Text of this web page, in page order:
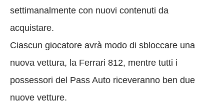
settimanalmente con nuovi contenuti da
acquistare.
Ciascun giocatore avrà modo di sbloccare una
nuova vettura, la Ferrari 812, mentre tutti i
possessori del Pass Auto riceveranno ben due
nuove vetture.